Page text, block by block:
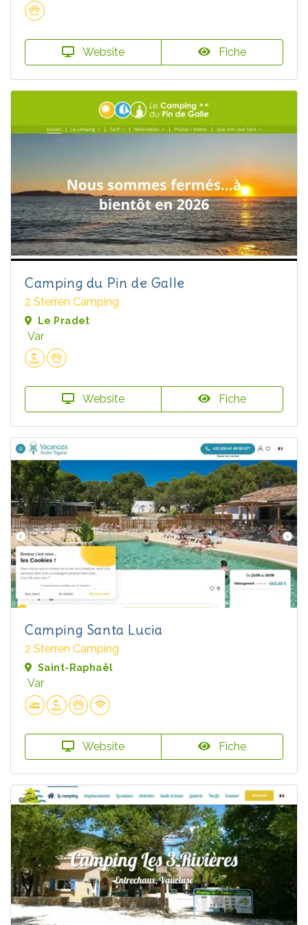
Website Fiche
Camping du Pin de Galle
2 Sterren Camping
Le Pradet
Var
Website Fiche
Camping Santa Lucia
2 Sterren Camping
Saint-Raphaël
Var
Website Fiche